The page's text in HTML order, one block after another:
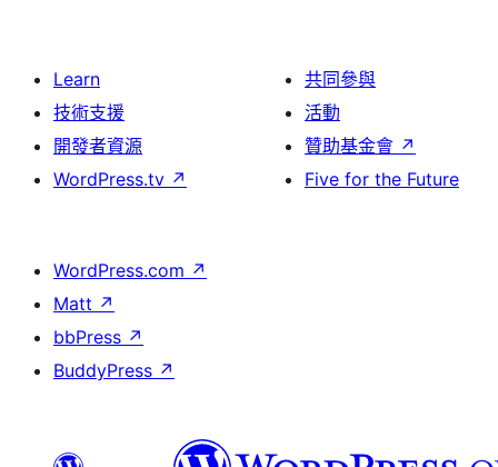
Learn
技術支援
開發者資源
WordPress.tv ↗
共同參與
活動
贊助基金會 ↗
Five for the Future
WordPress.com ↗
Matt ↗
bbPress ↗
BuddyPress ↗